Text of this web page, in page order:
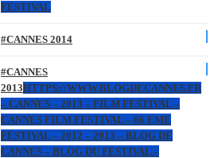
FESTIVAL
#CANNES 2014
#CANNES
2013HTTPS://WWW.BLOGDECANNES.FR
– CANNES – 2013 – FILM FESTIVAL –
CANNES FILM FESTIVAL – 66 EME
FESTIVAL – 2012 – 2013 – BLOG DE
CANNES – BLOG DU FESTIVAL –